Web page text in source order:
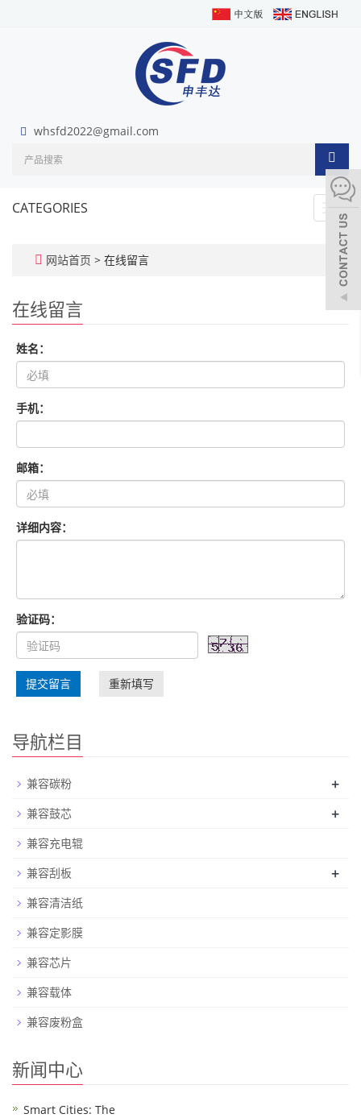
whsfd2022@gmail.com
CATEGORIES
网站首页 > 在线留言
在线留言
姓名：
手机：
邮箱：
详细内容：
验证码：
提交留言 重新填写
导航栏目
兼容碳粉 +
兼容鼓芯 +
兼容充电辊
兼容刮板
+
兼容清洁纸
兼容定影膜
兼容芯片
兼容载体
兼容废粉盒
新闻中心
Smart Cities: The